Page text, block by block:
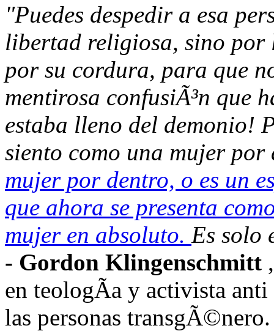
"Puedes despedir a esa
libertad religiosa, sino por
por su cordura, para que
mentirosa confusiÃ³n que
estaba lleno del demonio!
siento como una mujer por
mujer por dentro, o es un
que ahora se presenta
mujer en absoluto. Es solo
- Gordon Klingenschmitt
en teologÃ­a y activista
las personas transgÃ©nero.